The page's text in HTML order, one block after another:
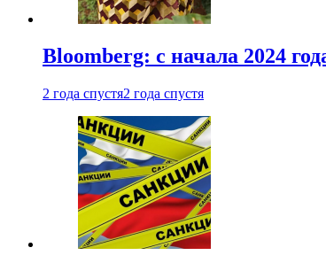
Bloomberg: с начала 2024
2 года спустя2 года спустя